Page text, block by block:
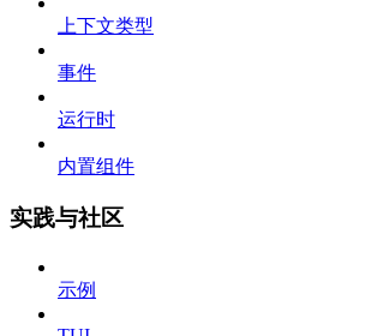
上下文类型
事件
运行时
内置组件
实践与社区
示例